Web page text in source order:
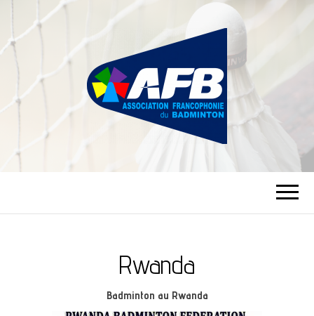
ASSOCIATION
FRANCOPHONIE
DU BADMINTON
Rwanda
Badminton au Rwanda